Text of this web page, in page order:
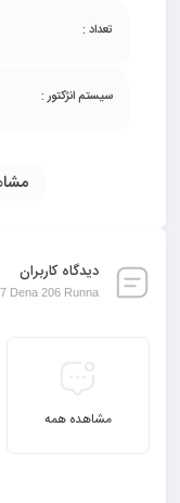
تعداد :
سیستم انژکتور :
دیدگاه کاربران
Dena 206 Runna
مشاهده همه